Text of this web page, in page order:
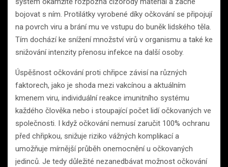
bojovat s ním. Protilátky vyrobené díky očkování se připojují
na povrch viru a brání mu ve vstupu do buněk lidského těla.
Tím dochází ke snížení množství virů v organismu a také ke
snižování intenzity přenosu infekce na další osoby.
Úspěšnost očkování proti chřipce závisí na různých
faktorech, jako je shoda mezi vakcínou a aktuálním
kmenem viru, individuální reakce imunitního systému
každého člověka nebo i stoupající počet lidí očkovaných ve
společnosti. I když očkování nemusí zaručit 100% ochranu
před chřipkou, snižuje riziko vážných komplikací a
umožňuje mírnější průběh onemocnění u očkovaných
jedinců. Je tedy důležité nezanedbávat možnost očkování